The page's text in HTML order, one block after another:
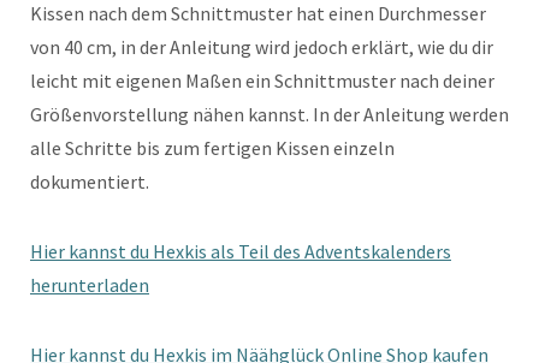
Kissen nach dem Schnittmuster hat einen Durchmesser
von 40 cm, in der Anleitung wird jedoch erklärt, wie du dir
leicht mit eigenen Maßen ein Schnittmuster nach deiner
Größenvorstellung nähen kannst. In der Anleitung werden
alle Schritte bis zum fertigen Kissen einzeln
dokumentiert.
Hier kannst du Hexkis als Teil des Adventskalenders
herunterladen
Hier kannst du Hexkis im Näähglück Online Shop kaufen